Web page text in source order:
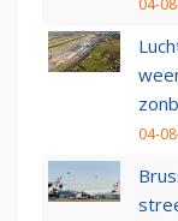
04-
04-